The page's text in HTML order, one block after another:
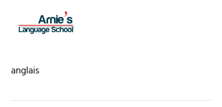
primary
footer
anglais